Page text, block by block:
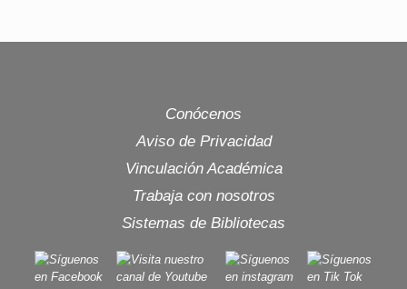
Conócenos
Aviso de Privacidad
Vinculación Académica
Trabaja con nosotros
Sistemas de Bibliotecas